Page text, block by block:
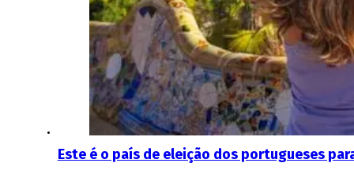
Este é o país de eleição dos portugueses